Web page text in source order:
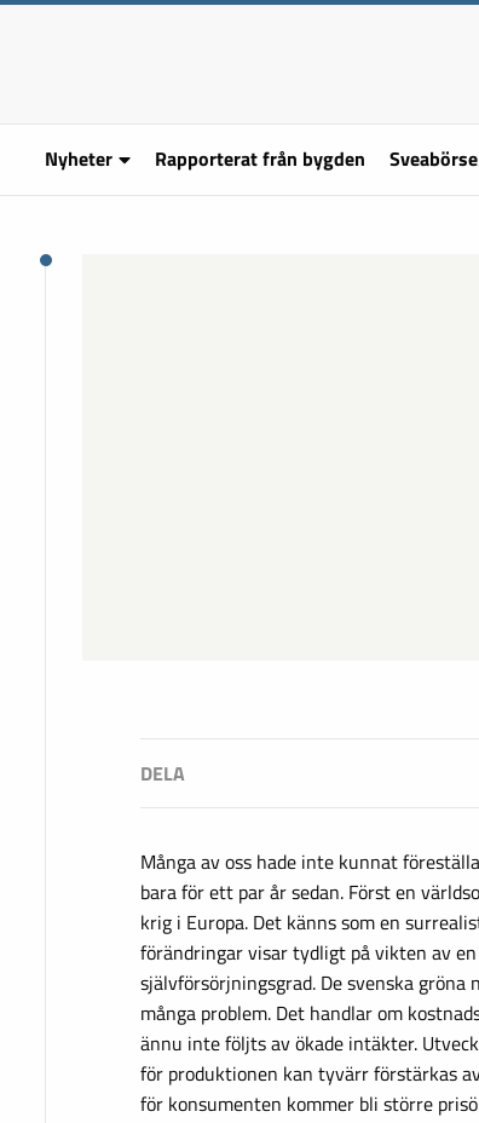
Nyheter Rapporterat från bygden
Många av oss hade inte kunnat
bara för ett par år sedan. Först en
krig i Europa. Det känns som en
förändringar visar tydligt på vikten av
självförsörjningsgrad. De svenska
många problem. Det handlar om
ännu inte följts av ökade intäkter.
för produktionen kan tyvärr förstärkas
för konsumenten kommer bli större